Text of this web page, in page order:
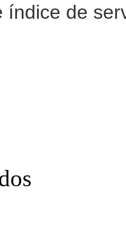
índice de